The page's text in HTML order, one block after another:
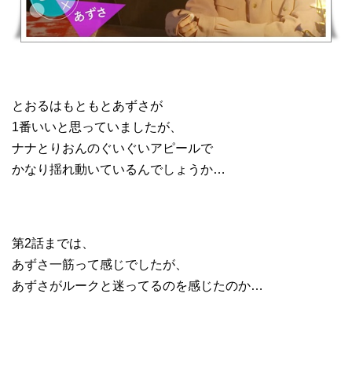
とおるはもともとあずさが
1番いいと思っていましたが、
ナナとりおんのぐいぐいアピールで
かなり揺れ動いているんでしょうか…
第2話までは、
あずさ一筋って感じでしたが、
あずさがルークと迷ってるのを感じたのか…